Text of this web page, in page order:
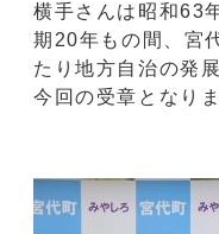
横手さんは昭和63
期20年もの間、宮
たり地方自治の発
今回の受章となりま